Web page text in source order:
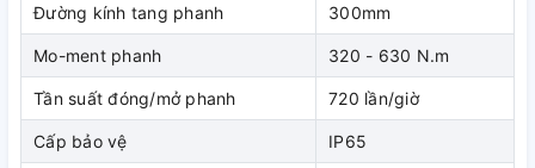
Hãng sản xuất phanh thủy lực Hongfa
1.
chuyên nghiệp, thành lập từ năm 1998. Với triết lý
định phục vụ xã hội bằng những sản phẩm chất lượng
Đường kính tang phanh 300mm
Mo-ment phanh 320 - 630 N.m
Tần suất đóng/mở phanh 720 lần/giờ
Cấp bảo vệ IP65